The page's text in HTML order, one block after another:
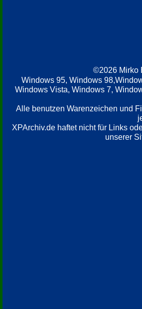
©2026 Mirko
Windows 95, Windows
Windows Vista, Windows 7,
Alle benutzen Warenzeichen und
XPArchiv.de haftet nicht für Links
unserer